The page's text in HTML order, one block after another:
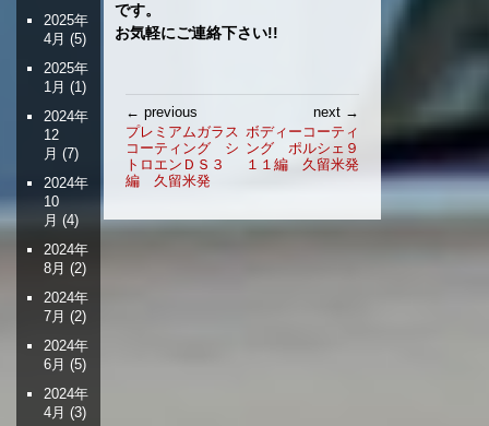
です。
お気軽にご連絡下さい!!
稿
ナ
ビ
ー
← previous
プレミアムガラス
コーティング シ
トロエンＤＳ３
編 久留米発
next →
ボディーコーティ
ング ポルシェ９
１１編 久留米発
2025年
4月 (5)
2025年
1月 (1)
2024年
12
月 (7)
2024年
10
月 (4)
2024年
8月 (2)
2024年
7月 (2)
2024年
6月 (5)
2024年
4月 (3)